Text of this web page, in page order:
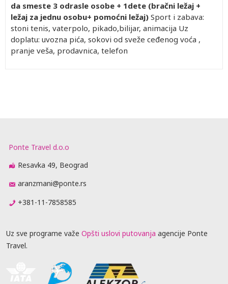
da smeste 3 odrasle osobe + 1dete (bračni ležaj +
ležaj za jednu osobu+ pomoćni ležaj) Sport i zabava:
stoni tenis, vaterpolo, pikado,bilijar, animacija Uz
doplatu: uvozna pića, sokovi od sveže ceđenog voća ,
pranje veša, prodavnica, telefon
Ponte Travel d.o.o
Resavka 49, Beograd
aranzmani@ponte.rs
+381-11-7858585
Uz sve programe važe Opšti uslovi putovanja agencije Ponte
Travel.